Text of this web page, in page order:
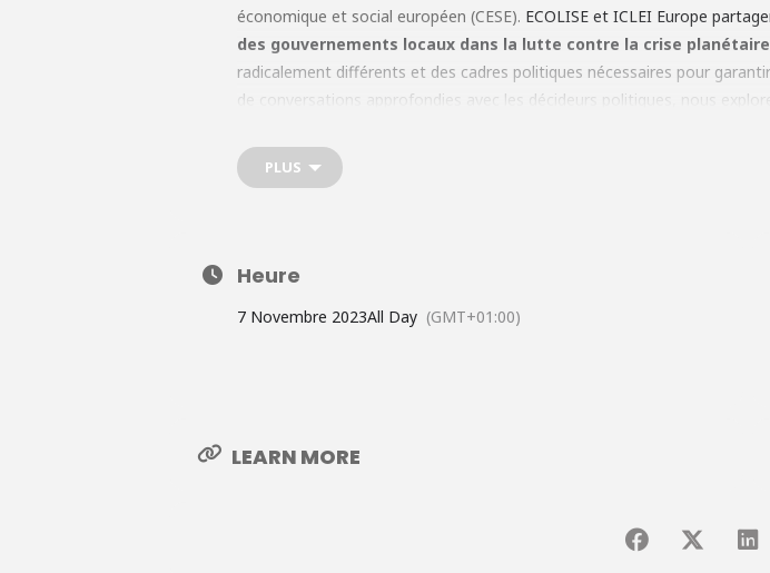
économique et social européen (CESE). ECOLISE et ICLEI Europe
des gouvernements locaux dans la lutte contre la crise
radicalement différents et des cadres politiques nécessaires pour
de conversations approfondies avec les décideurs politiques, nous
peuvent conduire à de nouveaux contrats socio-écologiques entre les
demanderons ce qu'il faut à chacun - citoyens, communautés,
PLUS
Heure
7 Novembre 2023All Day (GMT+01:00)
LEARN MORE